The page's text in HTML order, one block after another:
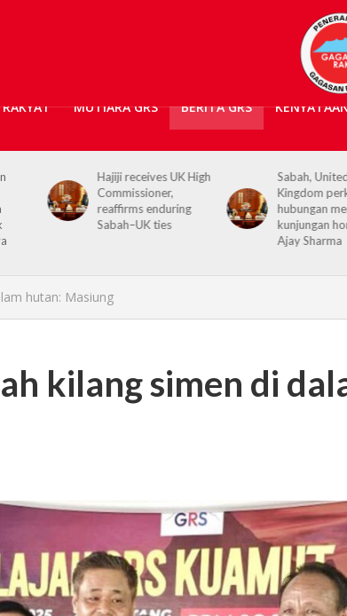
MUTIARA GRS BERITA GRS
Hajiji receives UK High
Commissioner,
reaffirms enduring
Sabah–UK ties
Sabah, United
Kingdom perkukuh
hubungan menerusi
kunjungan hormat
Ajay Sharma
hutan: Masiung
kilang simen di